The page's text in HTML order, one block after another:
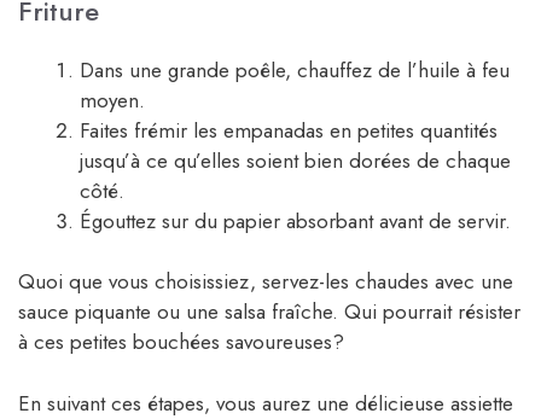
Friture
Dans une grande poêle, chauffez de l’huile à feu
moyen.
Faites frémir les empanadas en petites quantités
jusqu’à ce qu’elles soient bien dorées de chaque
côté.
Égouttez sur du papier absorbant avant de servir.
Quoi que vous choisissiez, servez-les chaudes avec une
sauce piquante ou une salsa fraîche. Qui pourrait résister
à ces petites bouchées savoureuses?
En suivant ces étapes, vous aurez une délicieuse assiette